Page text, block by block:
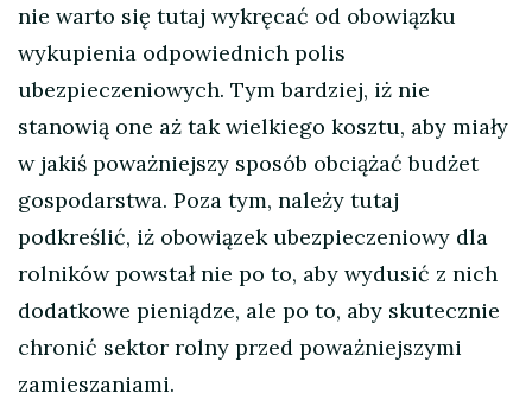
nie warto się tutaj wykręcać od obowiązku
wykupienia odpowiednich polis
ubezpieczeniowych. Tym bardziej, iż nie
stanowią one aż tak wielkiego kosztu, aby miały
w jakiś poważniejszy sposób obciążać budżet
gospodarstwa. Poza tym, należy tutaj
podkreślić, iż obowiązek ubezpieczeniowy dla
rolników powstał nie po to, aby wydusić z nich
dodatkowe pieniądze, ale po to, aby skutecznie
chronić sektor rolny przed poważniejszymi
zamieszaniami.